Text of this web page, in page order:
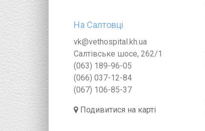
На Салтовці
vk@vethospital.kh.ua
Салтівське шосе, 262/1
(063) 189-96-05
(066) 037-12-84
(067) 106-85-37
Подивитися на карті